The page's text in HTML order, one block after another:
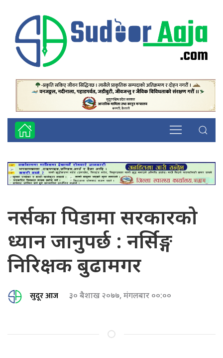
नर्सका पिडामा सरकारको
ध्यान जानुपर्छ : नर्सिङ्ग
निरिक्षक बुढामगर
सुदूर आज ३० बैशाख २०७७, मंगलबार ००:००